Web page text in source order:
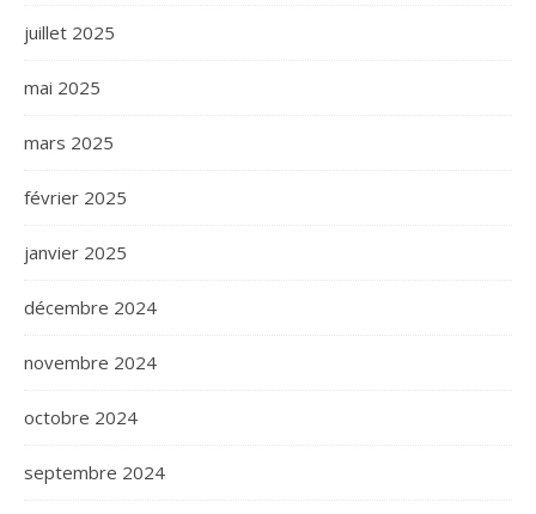
juillet 2025
mai 2025
mars 2025
février 2025
janvier 2025
décembre 2024
novembre 2024
octobre 2024
septembre 2024